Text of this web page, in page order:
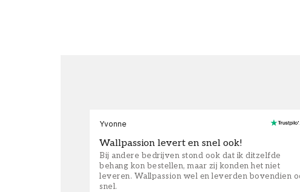
Yvonne
Wallpassion levert en snel ook!
Bij andere bedrijven stond ook dat ik ditzelfde
behang kon bestellen, maar zij konden het niet
leveren. Wallpassion wel en leverden bovendien
snel.